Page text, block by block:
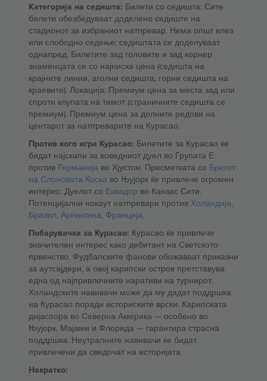
Категорија на седишта: Билети со седишта: Сите
билети обезбедуваат доделено седиште на
стадионот за избраниот натпревар. Нема општ влез
или слободно седење; седиштата се доделуваат
однапред. Билетите зад головите и зад корнер
знаменцата се со најниска цена (седишта на
крајните линии, аголни седишта, горни седишта на
краевите). Локација: Премиум цена за места зад или
спроти клупата на тимот (страничните седишта се
премиум). Премиум цена за долните редови на
центарот за натпреварите на Курасао.
Против кого игра Курасао: Билетите за Курасао ќе
бидат најскапи за воведниот дуел во Групата Е
против Германија во Хјустон. Пресметката со Брегот
на Слоновата Коска во Њујорк ќе привлече огромен
интерес. Дуелот со Еквадор во Канзас Сити.
Потенцијални нокаут натпревари против Холандија,
Бразил, Аргентина, Франција.
Побарувачка за Курасао: Курасао ќе привлече
значителен интерес како дебитант на Светското
првенство. Фудбалските фанови обожаваат приказни
за аутсајдери, а овој карипски остров претставува
една од најпривлечните наративи на турнирот.
Холандските навивачи може да му дадат поддршка
на Курасао поради историските врски. Карипската
дијаспора во Северна Америка — особено во
Њујорк, Мајами и Флорида — гарантира страсна
поддршка. Неутралните навивачи ќе бидат
привлечени да сведочат на историјата.
Накратко: